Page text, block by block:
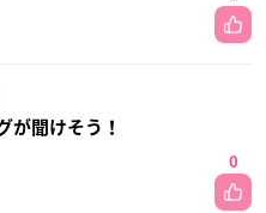
が聞けそう！
0